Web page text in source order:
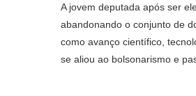
A jovem deputada após ser
abandonando o conjunto de
como avanço científico,
se aliou ao bolsonarismo e